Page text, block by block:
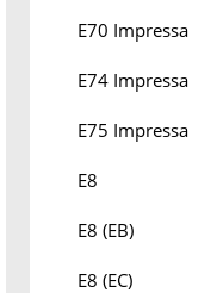
E70 Impressa
E74 Impressa
E75 Impressa
E8
E8 (EB)
E8 (EC)